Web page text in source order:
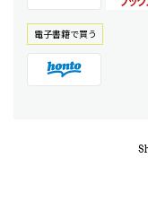
電⼦書籍で買う